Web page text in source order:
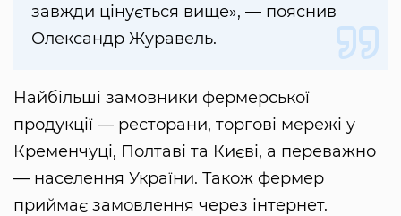
завжди цінується вище», — пояснив
Олександр Журавель.
Найбільші замовники фермерської
продукції — ресторани, торгові мережі у
Кременчуці, Полтаві та Києві, а переважно
— населення України. Також фермер
приймає замовлення через інтернет.